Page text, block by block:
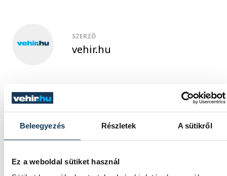
Beleegyezés Részletek A sütikről
Ez a weboldal sütiket használ
SZERZŐ
vehir.hu